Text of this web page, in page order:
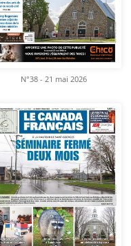
N°38 - 21 mai 2026